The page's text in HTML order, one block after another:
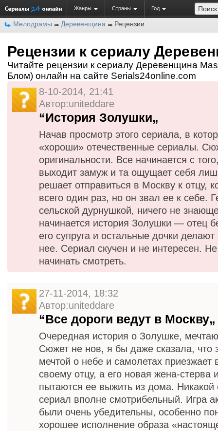
Мелодрамы Деревенщина Рецензии
Жанры Страны Год
Рецензии к сериалу
Читайте рецензии к сериалу Деревенщина
Блом) онлайн на сайте Serials24online.com
8-10-2014, 21:41
Автор:uniteddare
“История Золушки„
Начав просмотр этого сериала, в
«хороши» отечественные сериалы.
оригинальности. Все начинается с
выходит замуж и та ощущает себя
решает отправиться в Москву к отцу,
всего один раз, но он звал ее к себе.
сельской дуpнушкой, ничего не
начинается история Золушки — отец
его супруга и остальные дочки
нее. Сериал скучен и не интересен.
начинать смотреть.
27-11-2014, 18:32
Автор:uniteddare
“Все дороги ведут в Москву„
Очередная история о Золушке,
Сюжет не нов, я бы даже сказала, что
мечтой о небе и самолетах приезжает
своему отцу, а его новая жена-стерва
пытаются ее выжить из дома. Никакой
сериал вполне смотрибельный. Игра
были очень убедительны, особенно
хорошее исполнение образа